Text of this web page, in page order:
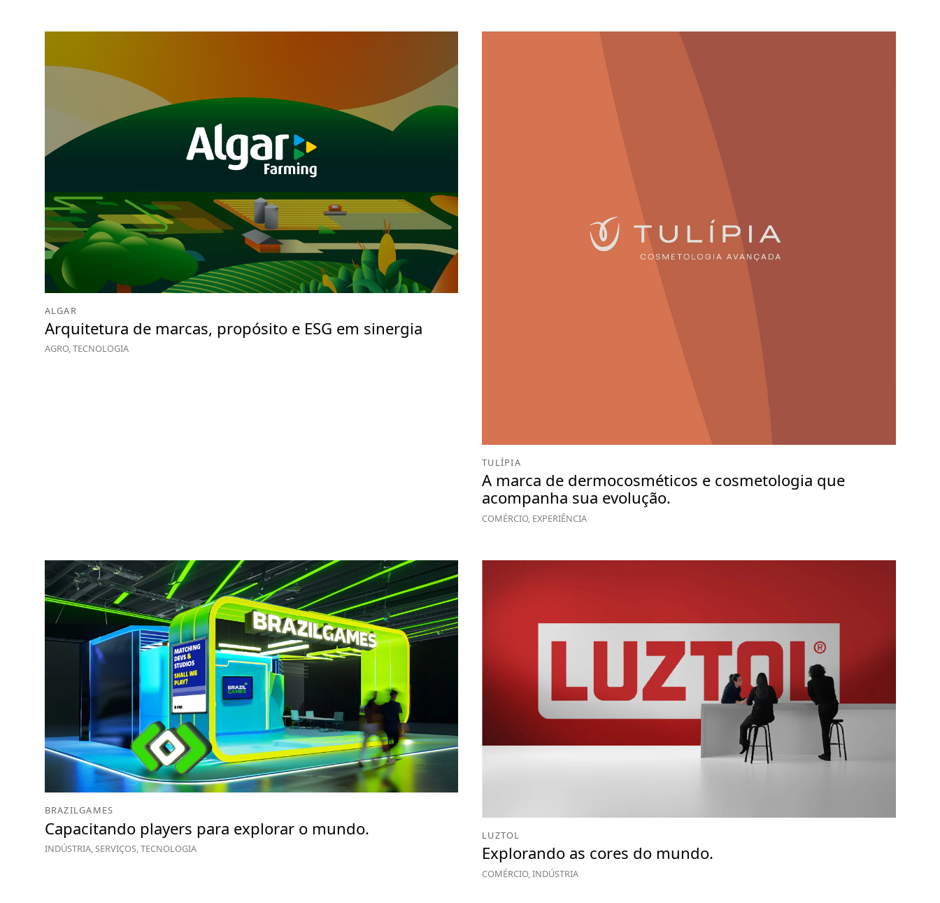
ALGAR
Arquitetura de marcas, propósito e ESG em sinergia
AGRO, TECNOLOGIA
TULÍPIA
A marca de dermocosméticos e cosmetologia que
acompanha sua evolução.
COMÉRCIO, EXPERIÊNCIA
BRAZILGAMES
Capacitando players para explorar o mundo.
INDÚSTRIA, SERVIÇOS, TECNOLOGIA
LUZTOL
Explorando as cores do mundo.
COMÉRCIO, INDÚSTRIA